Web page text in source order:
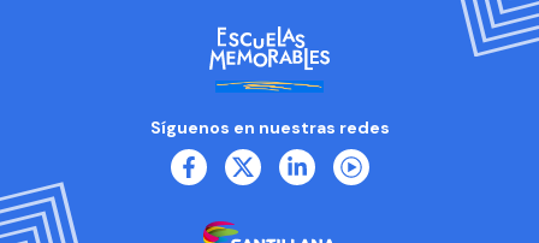
Síguenos en nuestras redes